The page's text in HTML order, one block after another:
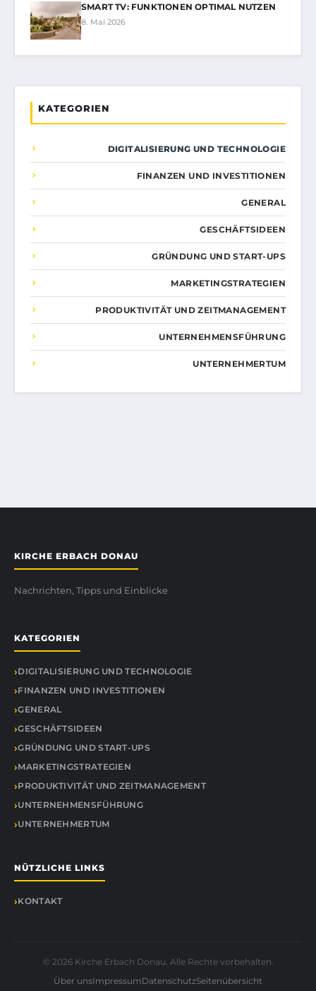
SMART TV: FUNKTIONEN OPTIMAL NUTZEN
8. Mai 2026
KATEGORIEN
DIGITALISIERUNG UND TECHNOLOGIE
FINANZEN UND INVESTITIONEN
GENERAL
GESCHÄFTSIDEEN
GRÜNDUNG UND START-UPS
MARKETINGSTRATEGIEN
PRODUKTIVITÄT UND ZEITMANAGEMENT
UNTERNEHMENSFÜHRUNG
UNTERNEHMERTUM
KIRCHE ERBACH DONAU
Nachrichten, Tipps und Einblicke
KATEGORIEN
DIGITALISIERUNG UND TECHNOLOGIE
FINANZEN UND INVESTITIONEN
GENERAL
GESCHÄFTSIDEEN
GRÜNDUNG UND START-UPS
MARKETINGSTRATEGIEN
PRODUKTIVITÄT UND ZEITMANAGEMENT
UNTERNEHMENSFÜHRUNG
UNTERNEHMERTUM
NÜTZLICHE LINKS
KONTAKT
© 2026 Kirche Erbach Donau. Alle Rechte vorbehalten.
Über unsImpressumDatenschutzSeitenübersicht